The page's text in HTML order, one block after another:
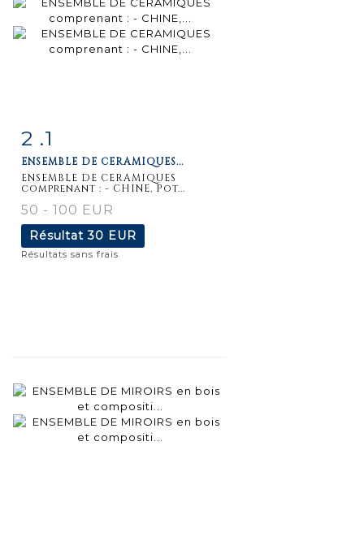
2 .1
ENSEMBLE DE CERAMIQUES...
ENSEMBLE DE CERAMIQUES
comprenant : - CHINE, Pot...
50 - 100 EUR
Résultat30 EUR
Résultats sans frais